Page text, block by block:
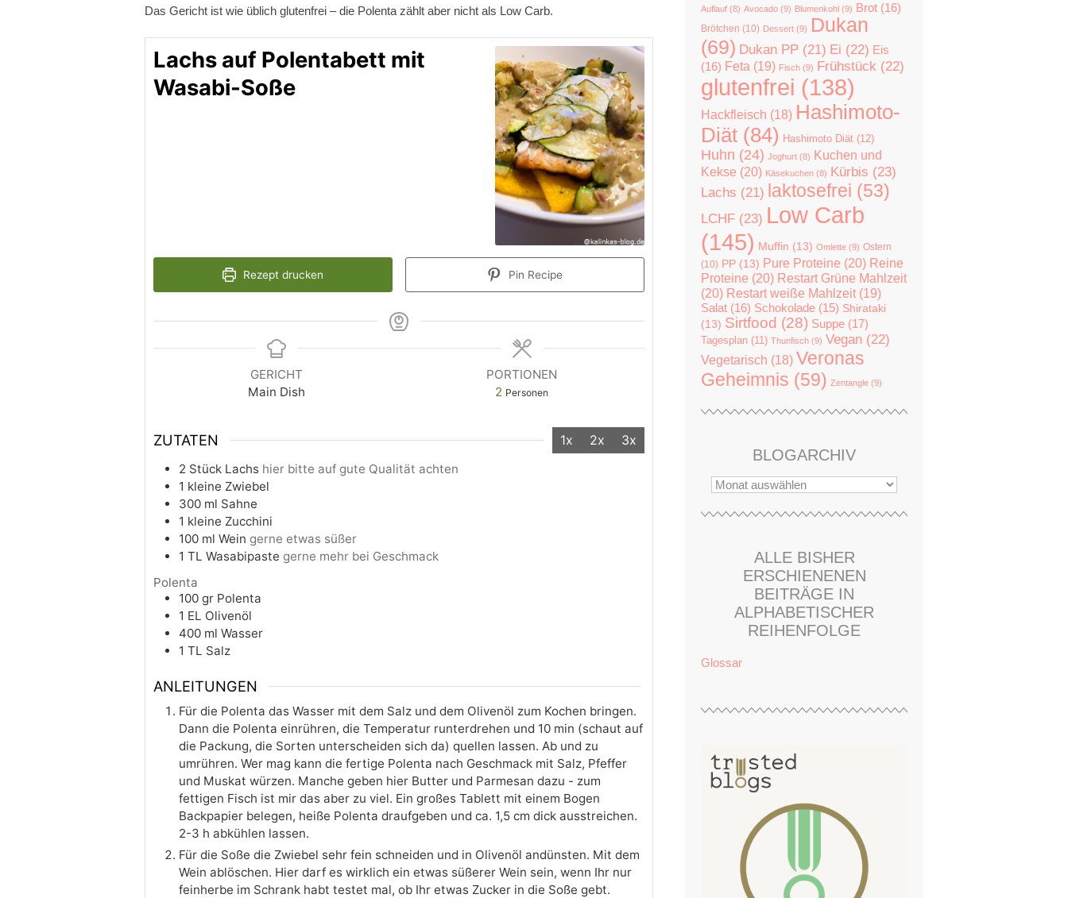
Das Gericht ist wie üblich glutenfrei – die Polenta zählt aber nicht als Low Carb.
Lachs auf Polentabett mit
Wasabi-Soße
Rezept drucken Pin Recipe
GERICHT
Main Dish
PORTIONEN
2 Personen
ZUTATEN 1x 2x 3x
2 Stück Lachs hier bitte auf gute Qualität achten
1 kleine Zwiebel
300 ml Sahne
1 kleine Zucchini
100 ml Wein gerne etwas süßer
1 TL Wasabipaste gerne mehr bei Geschmack
Polenta
100 gr Polenta
1 EL Olivenöl
400 ml Wasser
1 TL Salz
ANLEITUNGEN
Für die Polenta das Wasser mit dem Salz und dem Olivenöl zum Kochen bringen.
Dann die Polenta einrühren, die Temperatur runterdrehen und 10 min (schaut auf
die Packung, die Sorten unterscheiden sich da) quellen lassen. Ab und zu
umrühren. Wer mag kann die fertige Polenta nach Geschmack mit Salz, Pfeffer
und Muskat würzen. Manche geben hier Butter und Parmesan dazu - zum
fettigen Fisch ist mir das aber zu viel. Ein großes Tablett mit einem Bogen
Backpapier belegen, heiße Polenta draufgeben und ca. 1,5 cm dick ausstreichen.
2-3 h abkühlen lassen.
Für die Soße die Zwiebel sehr fein schneiden und in Olivenöl andünsten. Mit dem
Wein ablöschen. Hier darf es wirklich ein etwas süßerer Wein sein, wenn Ihr nur
feinherbe im Schrank habt testet mal, ob Ihr etwas Zucker in die Soße gebt.
Auflauf (8) Avocado (9) Blumenkohl (9) Brot (16)
Brötchen (10) Dessert (9) Dukan
(69) Dukan PP (21) Ei (22) Eis
(16) Feta (19) Fisch (9) Frühstück (22)
glutenfrei (138)
Hackfleisch (18) Hashimoto-
Diät (84) Hashimoto Diät (12)
Huhn (24) Joghurt (8) Kuchen und
Kekse (20) Käsekuchen (8) Kürbis (23)
Lachs (21) laktosefrei (53)
LCHF (23) Low Carb
(145) Muffin (13) Omlette (9) Ostern
(10) PP (13) Pure Proteine (20) Reine
Proteine (20) Restart Grüne Mahlzeit
(20) Restart weiße Mahlzeit (19)
Salat (16) Schokolade (15) Shirataki
(13) Sirtfood (28) Suppe (17)
Tagesplan (11) Thunfisch (9) Vegan (22)
Vegetarisch (18) Veronas
Geheimnis (59) Zentangle (9)
BLOGARCHIV
ALLE BISHER
ERSCHIENENEN
BEITRÄGE IN
ALPHABETISCHER
REIHENFOLGE
Glossar